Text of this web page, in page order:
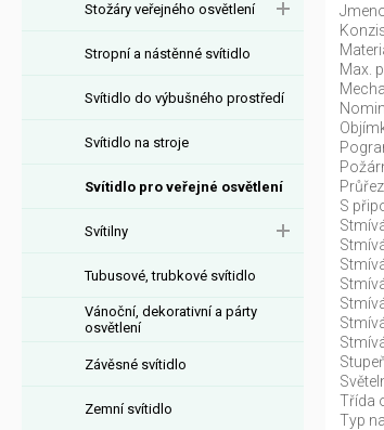
Stožáry veřejného osvětlení
Stropní a nástěnné svítidlo
Svítidlo do výbušného prostředí
Svítidlo na stroje
Svítidlo pro veřejné osvětlení
Svítilny
Tubusové, trubkové svítidlo
Vánoční, dekorativní a párty
osvětlení
Závěsné svítidlo
Zemní svítidlo
Max.
S
Třída
Typ